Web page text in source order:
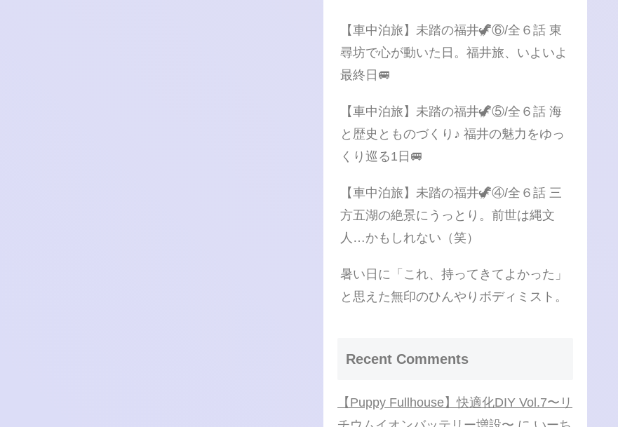
【車中泊旅】未踏の福井🦖⑥/全６話 東
尋坊で心が動いた日。福井旅、いよいよ
最終日🚐
【車中泊旅】未踏の福井🦖⑤/全６話 海
と歴史とものづくり♪ 福井の魅力をゆっ
くり巡る1日🚐
【車中泊旅】未踏の福井🦖④/全６話 三
方五湖の絶景にうっとり。前世は縄文
人…かもしれない（笑）
暑い日に「これ、持ってきてよかった」
と思えた無印のひんやりボディミスト。
Recent Comments
【Puppy Fullhouse】快適化DIY Vol.7〜リ